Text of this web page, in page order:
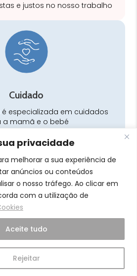
privacidade
melhorar a sua experiência de
anúncios ou conteúdos
o nosso tráfego. Ao clicar em
com a utilização de
Rejeitar
Aceite tudo
e justos no nosso trabalho
Cuidado
especializada em cuidados
a mamã e o bebé
Mamã
| Tudo para o seu Bebé |
| Alimentação e Amamentação
do Banho | Hora de Passear
e maternidade
e amamentação